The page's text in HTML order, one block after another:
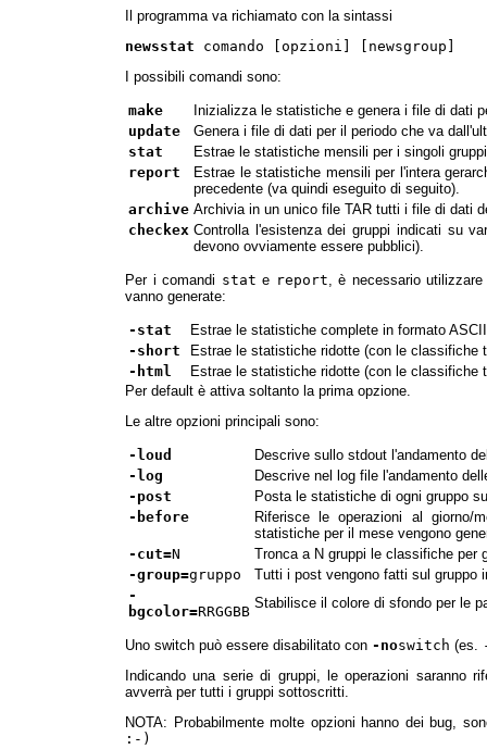
Il programma va richiamato con la sintassi
newsstat comando [opzioni] [newsgroup]
I possibili comandi sono:
make
Inizializza le statistiche e genera i file di dati
update
Genera i file di dati per il periodo che va
stat
Estrae le statistiche mensili per i singoli
report
Estrae le statistiche mensili per l'intera
precedente (va quindi eseguito di seguito).
archive Archivia in un unico file TAR tutti i file di dati
checkex Controlla l'esistenza dei gruppi indicati su
devono ovviamente essere pubblici).
Per i comandi stat e report, è necessario
vanno generate:
-stat
Estrae le statistiche complete in formato
-short
Estrae le statistiche ridotte (con le classifiche
-html
Estrae le statistiche ridotte (con le classifiche
Per default è attiva soltanto la prima opzione.
Le altre opzioni principali sono:
-loud
Descrive sullo stdout l'andamento
-log
Descrive nel log file l'andamento
-post
Posta le statistiche di ogni gruppo
-before
Riferisce le operazioni al giorno/
statistiche per il mese vengono
-cut=N
Tronca a N gruppi le classifiche per
-group=gruppo
Tutti i post vengono fatti sul gruppo
-
bgcolor=RRGGBB
Stabilisce il colore di sfondo per le
Uno switch può essere disabilitato con -noswitch (es.
Indicando una serie di gruppi, le operazioni saranno
avverrà per tutti i gruppi sottoscritti.
NOTA: Probabilmente molte opzioni hanno dei bug,
:-)